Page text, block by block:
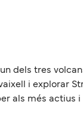
dels tres
i explorar
als més actius